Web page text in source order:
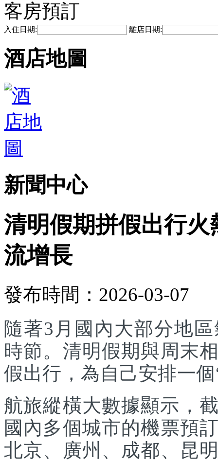
客房預訂
入住日期: 離店日期:
酒店地圖
新聞中心
清明假期拼假出行
流增長
發布時間：2026-03-07
隨著3月國內大部分地
時節。清明假期與周末
假出行，為自己安排一
航旅縱橫大數據顯示，
國內多個城市的機票預
北京、廣州、成都、昆